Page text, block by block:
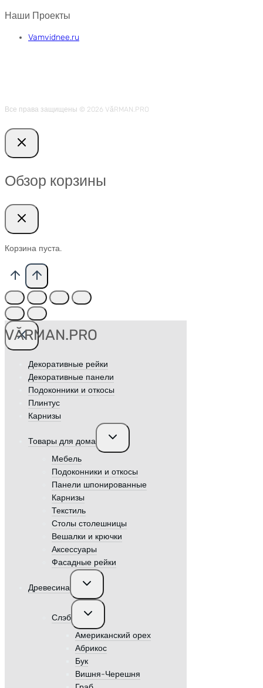
Наши Проекты
Vamvidnee.ru
Все права защищены © 2026 VӑRMAN.PRO
Обзор корзины
Корзина пуста.
VӐRMAN.PRO
Декоративные рейки
Декоративные панели
Подоконники и откосы
Плинтус
Карнизы
Товары для дома
Переключить
дочернее
Мебель
Подоконники и откосы
Панели шпонированные
Карнизы
Текстиль
Столы столешницы
Вешалки и крючки
Аксессуары
Фасадные рейки
Древесина
Переключить
дочернее
Слэб
Переключить
дочернее
Американский орех
Абрикос
Бук
Вишня-Черешня